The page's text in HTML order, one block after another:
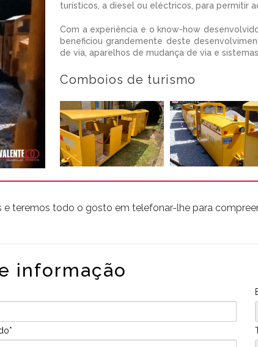
turísticos, a diesel ou eléctricos, para permitir
Com a experiência e o know-how
beneficiou grandemente deste
de via, aparelhos de mudança de via e
Comboios de turismo
e teremos todo o gosto em telefonar-lhe para
informação